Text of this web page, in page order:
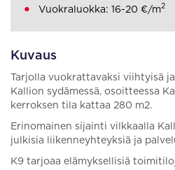
Kuvaus
Tarjolla vuokrattavaksi viihtyisä
Kallion sydämessä, osoitteessa
kerroksen tila kattaa 280 m2.
Erinomainen sijainti vilkkaalla
julkisia liikenneyhteyksiä ja
K9 tarjoaa elämyksellisiä
Vuokraluokka: 16-20 €/m2